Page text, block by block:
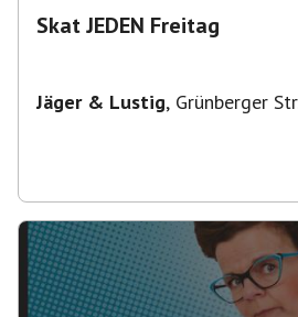
Skat JEDEN Freitag
Jäger & Lustig, Grünberger